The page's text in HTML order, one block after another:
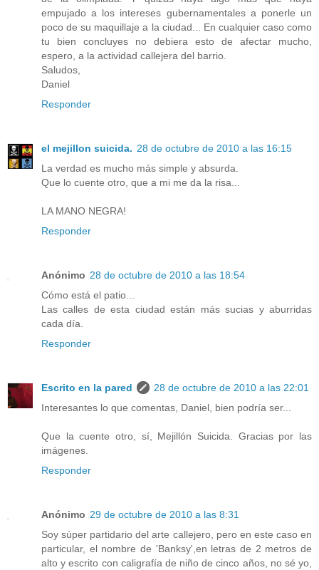
empujado a los intereses gubernamentales a ponerle un
poco de su maquillaje a la ciudad... En cualquier caso como
tu bien concluyes no debiera esto de afectar mucho,
espero, a la actividad callejera del barrio.
Saludos,
Daniel
Responder
el mejillon suicida. 28 de octubre de 2010 a las 16:15
La verdad es mucho más simple y absurda.
Que lo cuente otro, que a mi me da la risa...
LA MANO NEGRA!
Responder
Anónimo 28 de octubre de 2010 a las 18:54
Cómo está el patio...
Las calles de esta ciudad están más sucias y aburridas
cada día.
Responder
Escrito en la pared
28 de octubre de 2010 a las 22:01
Interesantes lo que comentas, Daniel, bien podría ser...
Que la cuente otro, sí, Mejillón Suicida. Gracias por las
imágenes.
Responder
Anónimo 29 de octubre de 2010 a las 8:31
Soy súper partidario del arte callejero, pero en este caso en
particular, el nombre de 'Banksy',en letras de 2 metros de
alto y escrito con caligrafía de niño de cinco años, no sé yo,